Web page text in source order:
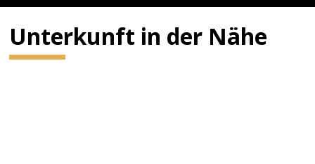
Unterkunft in der Nähe